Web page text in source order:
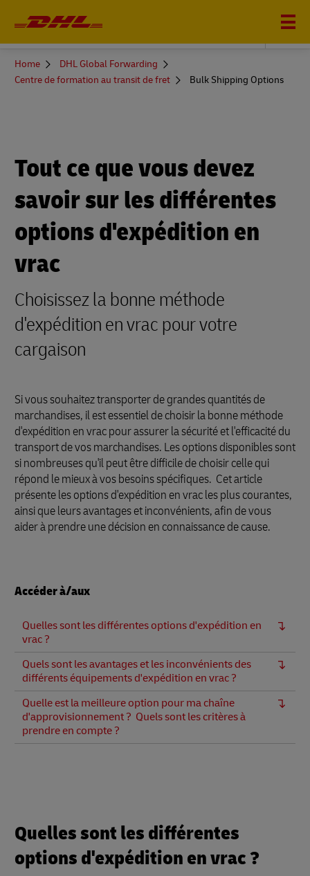
DHL GLOBAL FORWARDING
You
here
Home
DHL Global Forwarding
Centre de formation au transit de fret
Bulk Shipping Options
Tout ce que vous devez
savoir sur les différentes
options d'expédition en
vrac
Choisissez la bonne méthode
d'expédition en vrac pour votre
cargaison
Si vous souhaitez transporter de grandes quantités de
marchandises, il est essentiel de choisir la bonne méthode
d'expédition en vrac pour assurer la sécurité et l'efficacité du
transport de vos marchandises. Les options disponibles sont
si nombreuses qu'il peut être difficile de choisir celle qui
répond le mieux à vos besoins spécifiques. Cet article
présente les options d'expédition en vrac les plus courantes,
ainsi que leurs avantages et inconvénients, afin de vous
aider à prendre une décision en connaissance de cause.
Accéder à/aux
Quelles sont les différentes options d'expédition en
vrac ?
Quels sont les avantages et les inconvénients des
différents équipements d'expédition en vrac ?
Quelle est la meilleure option pour ma chaîne
d'approvisionnement ? Quels sont les critères à
prendre en compte ?
Quelles sont les différentes
options d'expédition en vrac ?